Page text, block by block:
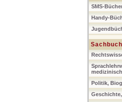
SMS-
Handy-
Politik,